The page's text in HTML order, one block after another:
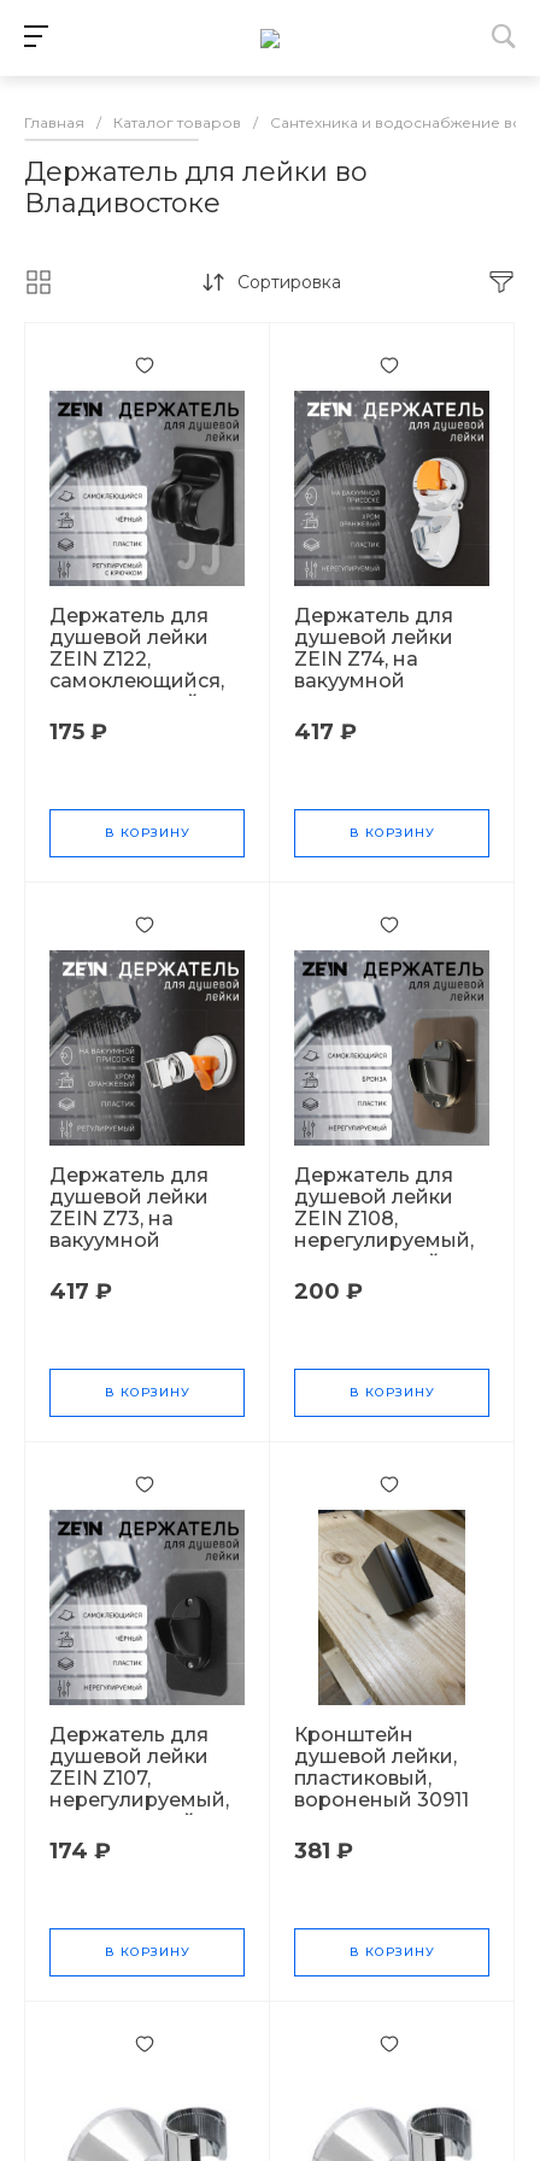
Главная / Каталог товаров / Сантехника и водоснабжение во
Держатель для лейки во
Владивостоке
Сортировка
Держатель для
душевой лейки
ZEIN Z122,
самоклеющийся,
регулируемый, с
крючком,черный
9931938 СТ60524
175 ₽
В КОРЗИНУ
Держатель для
душевой лейки
ZEIN Z74, на
вакуумной
хром/оранжевый
6996281 СТ60425
417 ₽
В КОРЗИНУ
Держатель для
душевой лейки
ZEIN Z73, на
вакуумной
хром/оранжевый
6996280 СТ60418
417 ₽
В КОРЗИНУ
Держатель для
душевой лейки
ZEIN Z108,
нерегулируемый,
самоклеющейся,
бронза 9931902
СТ52406
200 ₽
В КОРЗИНУ
Держатель для
душевой лейки
ZEIN Z107,
нерегулируемый,
самоклеющейся,
черный 9931901
СТ52390
174 ₽
В КОРЗИНУ
Кронштейн
душевой лейки,
пластиковый,
вороненый 30911
381 ₽
В КОРЗИНУ